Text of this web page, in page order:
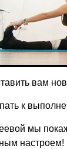
вам
к
мы
настроем!